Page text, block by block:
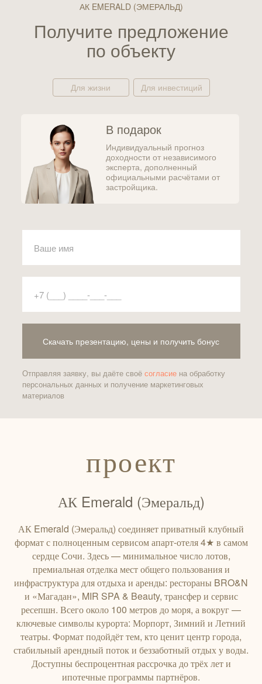
Скачать презентацию, цены и получить бонус
Отправляя заявку, вы даёте своё согласиена обработку
персональных данных и получение маркетинговых
материалов
АК EMERALD (ЭМЕРАЛЬД)
Индивидуальный прогноз
доходности от независимого
эксперта, дополненный
официальными расчётами от
застройщика.
В подарок
Получите предложение
по объекту
Для инвестиций
Для жизни
проект
АК Emerald (Эмеральд)
АК Emerald (Эмеральд) соединяет приватный клубный
формат с полноценным сервисом апарт-отеля 4★ в самом
сердце Сочи. Здесь — минимальное число лотов,
премиальная отделка мест общего пользования и
инфраструктура для отдыха и аренды: рестораны BRO&N
и «Магадан», MIR SPA & Beauty, трансфер и сервис
ресепшн. Всего около 100 метров до моря, а вокруг —
ключевые символы курорта: Морпорт, Зимний и Летний
театры. Формат подойдёт тем, кто ценит центр города,
стабильный арендный поток и беззаботный отдых у воды.
Доступны беспроцентная рассрочка до трёх лет и
ипотечные программы партнёров.